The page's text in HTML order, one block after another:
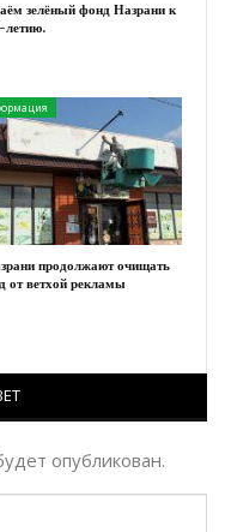
зелёный фонд Назрани к
продолжают очищать
от ветхой рекламы
опубликован.